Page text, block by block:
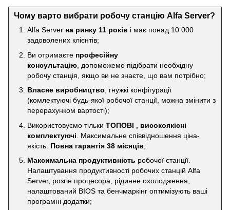
Чому варто вибрати робочу станцію Alfa Server?
Alfa Server на ринку 11 років і має понад 10 000
задоволених клієнтів;
Ви отримаєте професійну
консультацію , допоможемо підібрати необхідну
робочу станція, якщо ви не знаєте, що вам потрібно;
Власне виробництво , гнужкі конфігурації
(комлектуючі будь-якої робочої станції, можна змінити з
перерахунком вартості);
Використовуємо тільки ТОПОВІ , високоякісні
комплектуючі . Максимальне співвідношення ціна-
якість. Повна гарантія 38 місяців;
Максимальна продуктивність робочої станції.
Налаштування продуктивності робочих станцій Alfa
Server, розгін процесора, рідинне охолодження,
налаштований BIOS та бенчмаркінг оптимізують ваші
програмні додатки;